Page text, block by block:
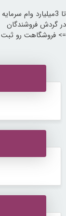
تا 3میلیارد وام سرمایه
در گردش فروشندگان
=> فروشگاهت رو ثبت